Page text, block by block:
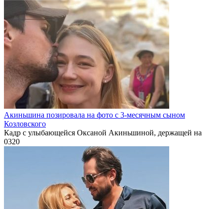
Акиньшина позировала на фото с 3-месячным сыном
Козловского
Кадр с улыбающейся Оксаной Акиньшиной, держащей на
0320